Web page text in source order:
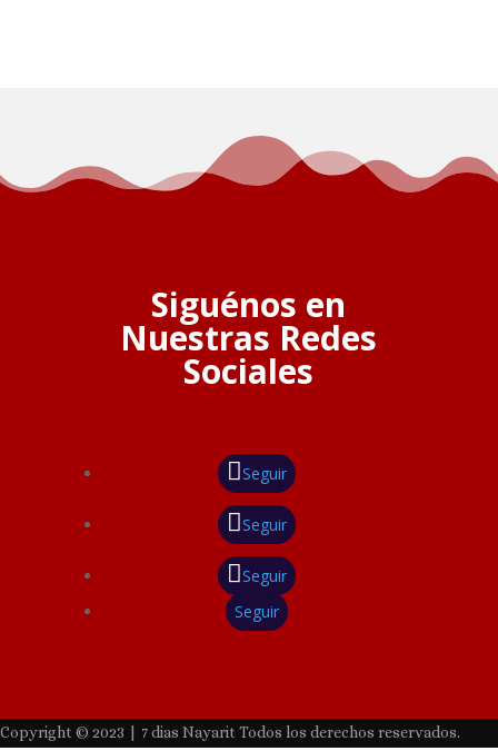
Siguénos en
Nuestras Redes
Sociales
Seguir
Seguir
Seguir
Seguir
Copyright © 2023 | 7 dias Nayarit Todos los derechos reservados.